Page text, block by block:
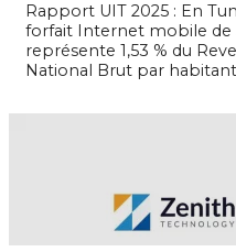
Rapport UIT 2025 : En
forfait Internet mobile de
représente 1,53 % du
National Brut par